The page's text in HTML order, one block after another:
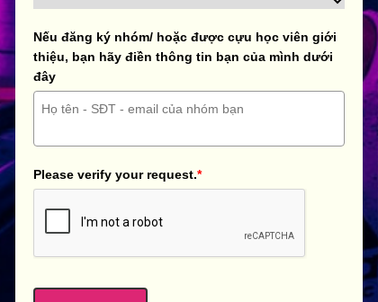
Nếu đăng ký nhóm/ hoặc được cựu học viên giới
thiệu, bạn hãy điền thông tin bạn của mình dưới
đây
Please verify your request.*